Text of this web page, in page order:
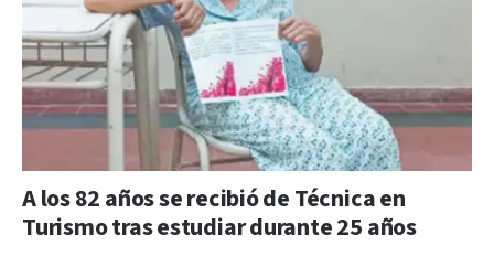
A los 82 años se recibió de Técnica en
Turismo tras estudiar durante 25 años